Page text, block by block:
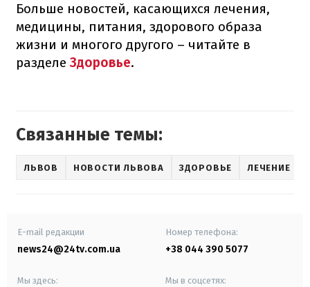
Больше новостей, касающихся лечения,
медицины, питания, здорового образа
жизни и многого другого – читайте в
разделе Здоровье.
Связанные темы:
ЛЬВОВ НОВОСТИ ЛЬВОВА ЗДОРОВЬЕ ЛЕЧЕНИЕ
E-mail редакции
news24@24tv.com.ua
Номер телефона:
+38 044 390 5077
Мы здесь: Мы в соцсетях: